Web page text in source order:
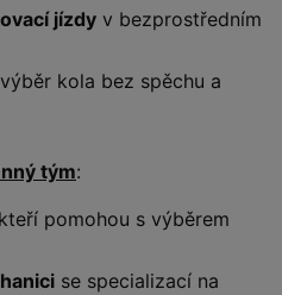
jízdy v bezprostředním
kola bez spěchu a
tým:
pomohou s výběrem
se specializací na